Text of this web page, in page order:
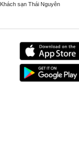
Khách sạn Thái Nguyên